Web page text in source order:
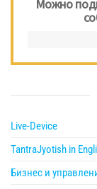
Можно
Live-Device
TantraJyotish in
Бизнес и